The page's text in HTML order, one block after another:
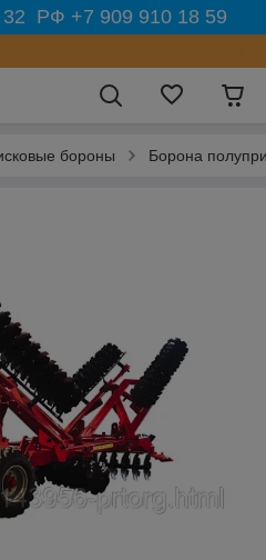
РФ +7 909 910 18 59
бороны Борона